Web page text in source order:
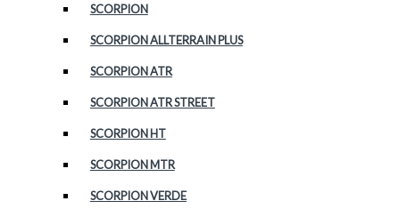
SCORPION
SCORPION ALLTERRAIN PLUS
SCORPION ATR
SCORPION ATR STREET
SCORPION HT
SCORPION MTR
SCORPION VERDE